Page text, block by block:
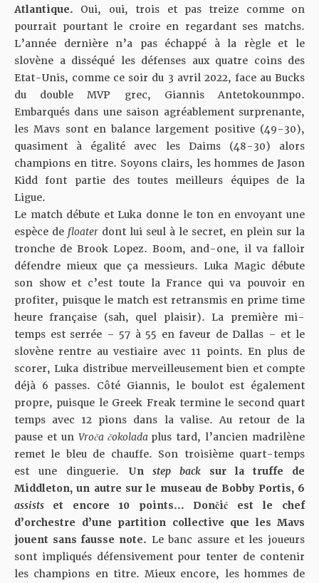
Atlantique. Oui, oui, trois et pas treize comme on
pourrait pourtant le croire en regardant ses matchs.
L’année dernière n’a pas échappé à la règle et le
slovène a disséqué les défenses aux quatre coins des
Etat-Unis, comme ce soir du 3 avril 2022, face au Bucks
du double MVP grec, Giannis Antetokounmpo.
Embarqués dans une saison agréablement surprenante,
les Mavs sont en balance largement positive (49-30),
quasiment à égalité avec les Daims (48-30) alors
champions en titre. Soyons clairs, les hommes de Jason
Kidd font partie des toutes meilleurs équipes de la
Ligue.
Le match débute et Luka donne le ton en envoyant une
espèce de floater dont lui seul à le secret, en plein sur la
tronche de Brook Lopez. Boom, and-one, il va falloir
défendre mieux que ça messieurs. Luka Magic débute
son show et c’est toute la France qui va pouvoir en
profiter, puisque le match est retransmis en prime time
heure française (sah, quel plaisir). La première mi-
temps est serrée – 57 à 55 en faveur de Dallas – et le
slovène rentre au vestiaire avec 11 points. En plus de
scorer, Luka distribue merveilleusement bien et compte
déjà 6 passes. Côté Giannis, le boulot est également
propre, puisque le Greek Freak termine le second quart
temps avec 12 pions dans la valise. Au retour de la
pause et unVroča čokolada plus tard, l’ancien madrilène
remet le bleu de chauffe. Son troisième quart-temps
est une dinguerie. Unstep backsur la truffe de
Middleton, un autre sur le museau de Bobby Portis, 6
assists et encore 10 points… Dončić est le chef
d’orchestre d’une partition collective que les Mavs
jouent sans fausse note. Le banc assure et les joueurs
sont impliqués défensivement pour tenter de contenir
les champions en titre. Mieux encore, les hommes de